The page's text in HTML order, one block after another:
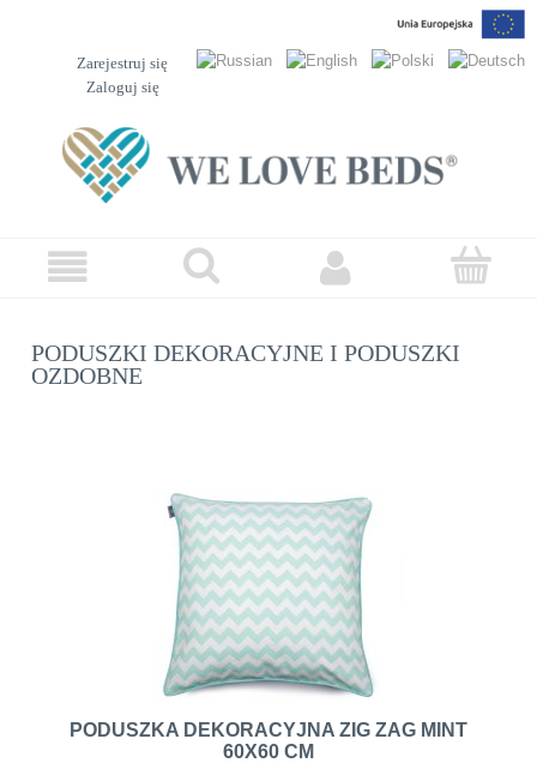
Zarejestruj się
Zaloguj się
PODUSZKI DEKORACYJNE I PODUSZKI
OZDOBNE
PODUSZKA DEKORACYJNA ZIG ZAG MINT
60X60 CM